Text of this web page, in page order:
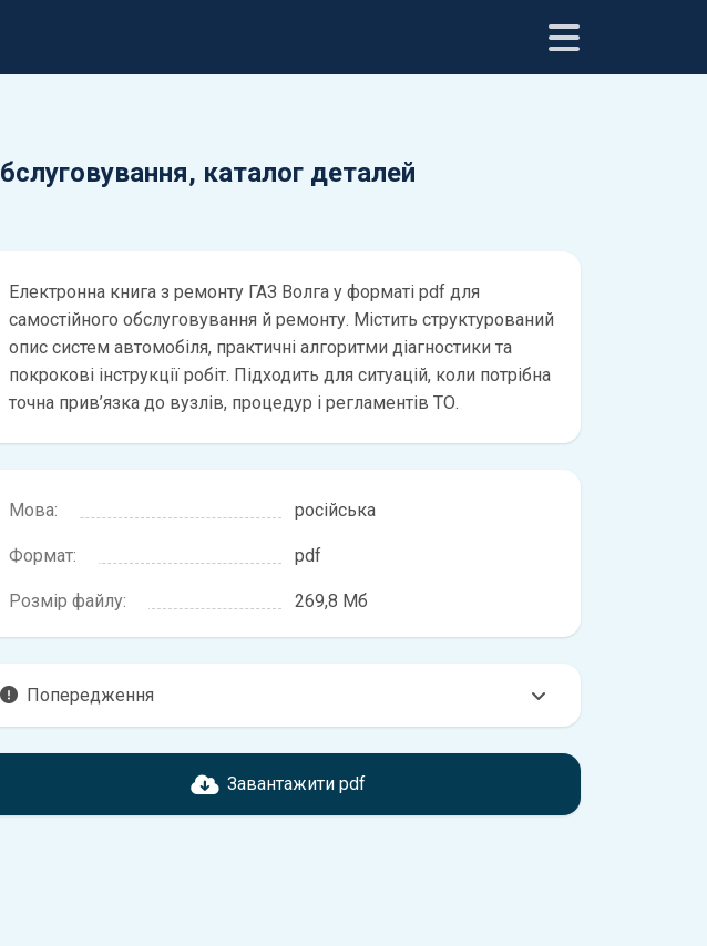
каталог деталей
Електронна книга з ремонту ГАЗ Волга у форматі pdf для
самостійного обслуговування й ремонту. Містить структурований
опис систем автомобіля, практичні алгоритми діагностики та
покрокові інструкції робіт. Підходить для ситуацій, коли потрібна
точна прив’язка до вузлів, процедур і регламентів ТО.
Мова: російська
Формат: pdf
Розмір файлу: 269,8 Мб
Попередження
Перед завантаженням ознайомтесь з характеристиками ГАЗ Волга, що
надані в книзі. Можливі розбіжності, якщо рік випуску або комплектація
Завантажити pdf